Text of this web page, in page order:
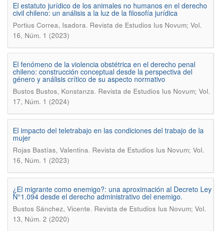
El estatuto jurídico de los animales no humanos en el derecho
civil chileno: un análisis a la luz de la filosofía jurídica
Portius Correa, Isadora. Revista de Estudios Ius Novum; Vol.
16, Núm. 1 (2023)
El fenómeno de la violencia obstétrica en el derecho penal
chileno: construcción conceptual desde la perspectiva del
género y análisis crítico de su aspecto normativo
Bustos Bustos, Konstanza. Revista de Estudios Ius Novum; Vol.
17, Núm. 1 (2024)
El impacto del teletrabajo en las condiciones del trabajo de la
mujer
Rojas Bastías, Valentina. Revista de Estudios Ius Novum; Vol.
16, Núm. 1 (2023)
¿El migrante como enemigo?: una aproximación al Decreto Ley
N°1.094 desde el derecho administrativo del enemigo.
Bustos Sánchez, Vicente. Revista de Estudios Ius Novum; Vol.
13, Núm. 2 (2020)